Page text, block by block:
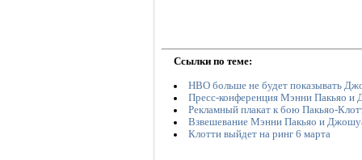
Ссылки по теме:
НВО больше не будет показывать
Пресс-конференция Мэнни Пакьяо и
Рекламный плакат к бою Пакьяо-
Взвешевание Мэнни Пакьяо и
Клотти выйдет на ринг 6 марта